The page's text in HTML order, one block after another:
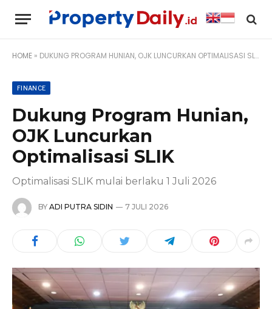
HOME » DUKUNG PROGRAM HUNIAN, OJK LUNCURKAN OPTIMALISASI SLIK
FINANCE
Dukung Program Hunian,
OJK Luncurkan
Optimalisasi SLIK
Optimalisasi SLIK mulai berlaku 1 Juli 2026
BY ADI PUTRA SIDIN 7 JULI 2026